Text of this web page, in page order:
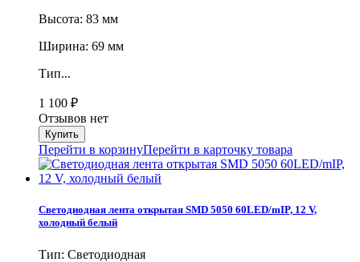
Высота: 83 мм
Ширина: 69 мм
Тип...
1 100 ₽
Отзывов нет
Перейти в корзинуПерейти в карточку товара
Светодиодная лента открытая SMD 5050 60LED/mIP, 12 V,
холодный белый
Тип: Светодиодная